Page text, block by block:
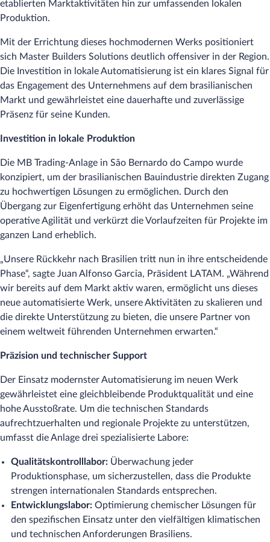
etablierten Marktaktivitäten hin zur umfassenden lokalen
Produktion.
Mit der Errichtung dieses hochmodernen Werks positioniert
sich Master Builders Solutions deutlich offensiver in der Region.
Die Investition in lokale Automatisierung ist ein klares Signal für
das Engagement des Unternehmens auf dem brasilianischen
Markt und gewährleistet eine dauerhafte und zuverlässige
Präsenz für seine Kunden.
Investition in lokale Produktion
Die MB Trading-Anlage in São Bernardo do Campo wurde
konzipiert, um der brasilianischen Bauindustrie direkten Zugang
zu hochwertigen Lösungen zu ermöglichen. Durch den
Übergang zur Eigenfertigung erhöht das Unternehmen seine
operative Agilität und verkürzt die Vorlaufzeiten für Projekte im
ganzen Land erheblich.
„Unsere Rückkehr nach Brasilien tritt nun in ihre entscheidende
Phase“, sagte Juan Alfonso Garcia, Präsident LATAM. „Während
wir bereits auf dem Markt aktiv waren, ermöglicht uns dieses
neue automatisierte Werk, unsere Aktivitäten zu skalieren und
die direkte Unterstützung zu bieten, die unsere Partner von
einem weltweit führenden Unternehmen erwarten.“
Präzision und technischer Support
Der Einsatz modernster Automatisierung im neuen Werk
gewährleistet eine gleichbleibende Produktqualität und eine
hohe Ausstoßrate. Um die technischen Standards
aufrechtzuerhalten und regionale Projekte zu unterstützen,
umfasst die Anlage drei spezialisierte Labore:
Qualitätskontrolllabor: Überwachung jeder
Produktionsphase, um sicherzustellen, dass die Produkte
strengen internationalen Standards entsprechen.
Entwicklungslabor: Optimierung chemischer Lösungen für
den spezifischen Einsatz unter den vielfältigen klimatischen
und technischen Anforderungen Brasiliens.